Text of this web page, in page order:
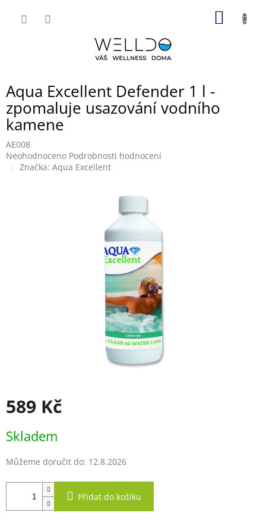
Aqua Excellent Defender 1 l -
zpomaluje usazování vodního
kamene
AE008
Průměrné
hodnocení
Neohodnoceno Podrobnosti hodnocení
Značka: Aqua Excellent
589 Kč
cena:
Skladem
Můžeme doručit do: 12.8.2026
Přidat do košíku